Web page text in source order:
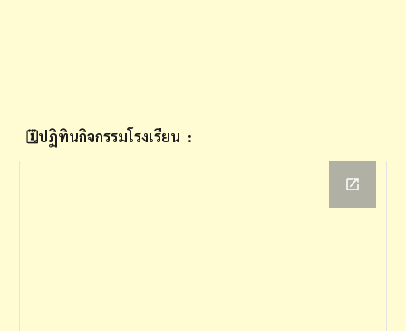
🗓️ปฏิทินกิจกรรมโรงเรียน :